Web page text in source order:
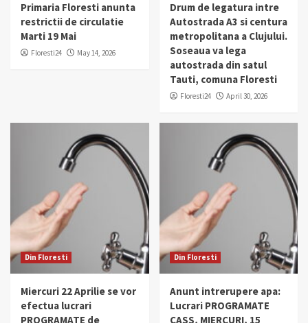
Primaria Floresti anunta
restrictii de circulatie
Marti 19 Mai
Floresti24 May 14, 2026
Drum de legatura intre
Autostrada A3 si centura
metropolitana a Clujului.
Soseaua va lega
autostrada din satul
Tauti, comuna Floresti
Floresti24 April 30, 2026
Din Floresti
Miercuri 22 Aprilie se vor
efectua lucrari
PROGRAMATE de
Din Floresti
Anunt intrerupere apa:
Lucrari PROGRAMATE
CASS, MIERCURI, 15